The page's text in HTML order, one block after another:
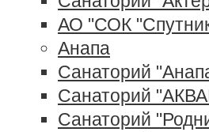
АО "СОК
Анапа
Санаторий
Санаторий
Санаторий